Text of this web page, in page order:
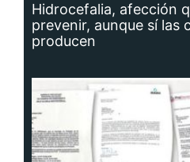
Hidrocefalia, afección
prevenir, aunque sí las
producen